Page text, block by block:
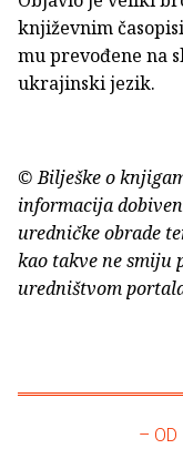
književnim
mu prevođene na
ukrajinski jezik.
© Bilješke o
informacija
uredničke obrade
kao takve ne smiju
uredništvom
– OD